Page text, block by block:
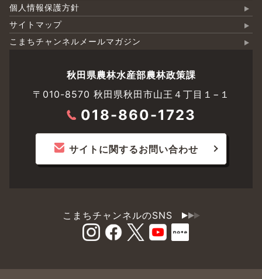
個人情報保護方針
サイトマップ
こまちチャンネルメールマガジン
秋田県農林水産部農林政策課
〒010-8570 秋田県秋田市山王４丁目１−１
018-860-1723
サイトに関するお問い合わせ
こまちチャンネルのSNS